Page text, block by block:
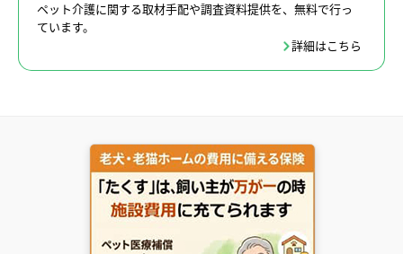
ペット介護に関する取材手配や調査資料提供を、無料で行っ
ています。
詳細はこちら